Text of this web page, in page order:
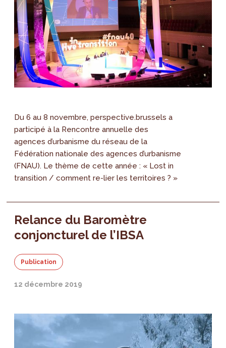
Du 6 au 8 novembre, perspective.brussels a
participé à la Rencontre annuelle des
agences d’urbanisme du réseau de la
Fédération nationale des agences d’urbanisme
(FNAU). Le thème de cette année : « Lost in
transition / comment re-lier les territoires ? »
Relance du Baromètre
conjoncturel de l’IBSA
Publication
12 décembre 2019